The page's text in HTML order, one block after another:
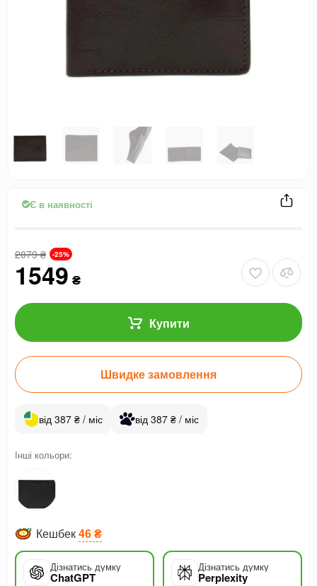
Є в наявності
2079₴ -25%
1549 ₴
Купити
Швидке замовлення
від 387 ₴ / міс від 387 ₴ / міс
Інші кольори:
Кешбек46 ₴
Дізнатись думку
ChatGPT
Дізнатись думку
Perplexity